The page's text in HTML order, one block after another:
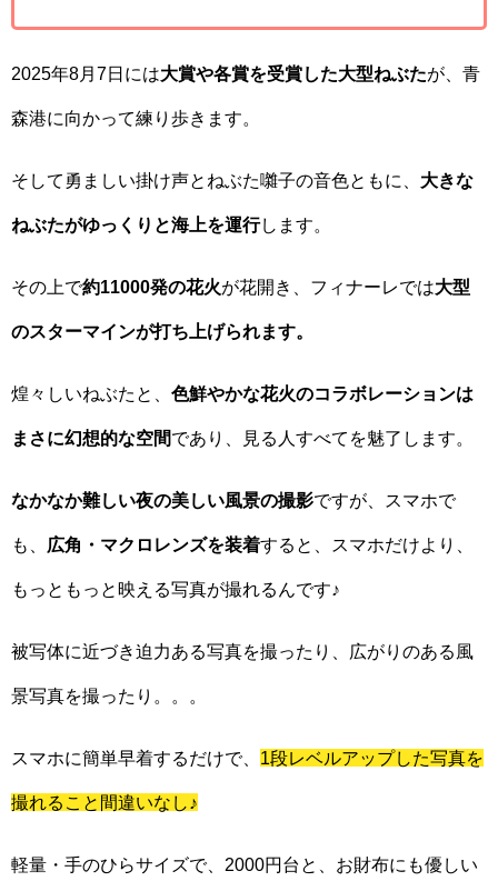
2025年8月7日には大賞や各賞を受賞した大型ねぶたが、青
森港に向かって練り歩きます。
そして勇ましい掛け声とねぶた囃子の音色ともに、 大きな
ねぶたがゆっくりと海上を運行します。
その上で約11000発の花火が花開き、フィナーレでは大型
のスターマインが打ち上げられます。
煌々しいねぶたと、 色鮮やかな花火のコラボレーションは
まさに幻想的な空間であり、見る人すべてを魅了します。
なかなか難しい夜の美しい風景の撮影ですが、スマホで
も、 広角・マクロレンズを装着すると、スマホだけより、
もっともっと映える写真が撮れるんです♪
被写体に近づき迫力ある写真を撮ったり、広がりのある風
景写真を撮ったり。。。
スマホに簡単早着するだけで、 1段レベルアップした写真を
撮れること間違いなし♪
軽量・手のひらサイズで、2000円台と、お財布にも優しい